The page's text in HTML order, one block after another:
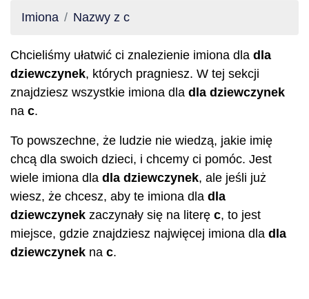
Imiona Nazwy z c
Chcieliśmy ułatwić ci znalezienie imiona dla dla
dziewczynek, których pragniesz. W tej sekcji
znajdziesz wszystkie imiona dla dla dziewczynek
na c.
To powszechne, że ludzie nie wiedzą, jakie imię
chcą dla swoich dzieci, i chcemy ci pomóc. Jest
wiele imiona dla dla dziewczynek, ale jeśli już
wiesz, że chcesz, aby te imiona dla dla
dziewczynek zaczynały się na literę c, to jest
miejsce, gdzie znajdziesz najwięcej imiona dla dla
dziewczynek na c.